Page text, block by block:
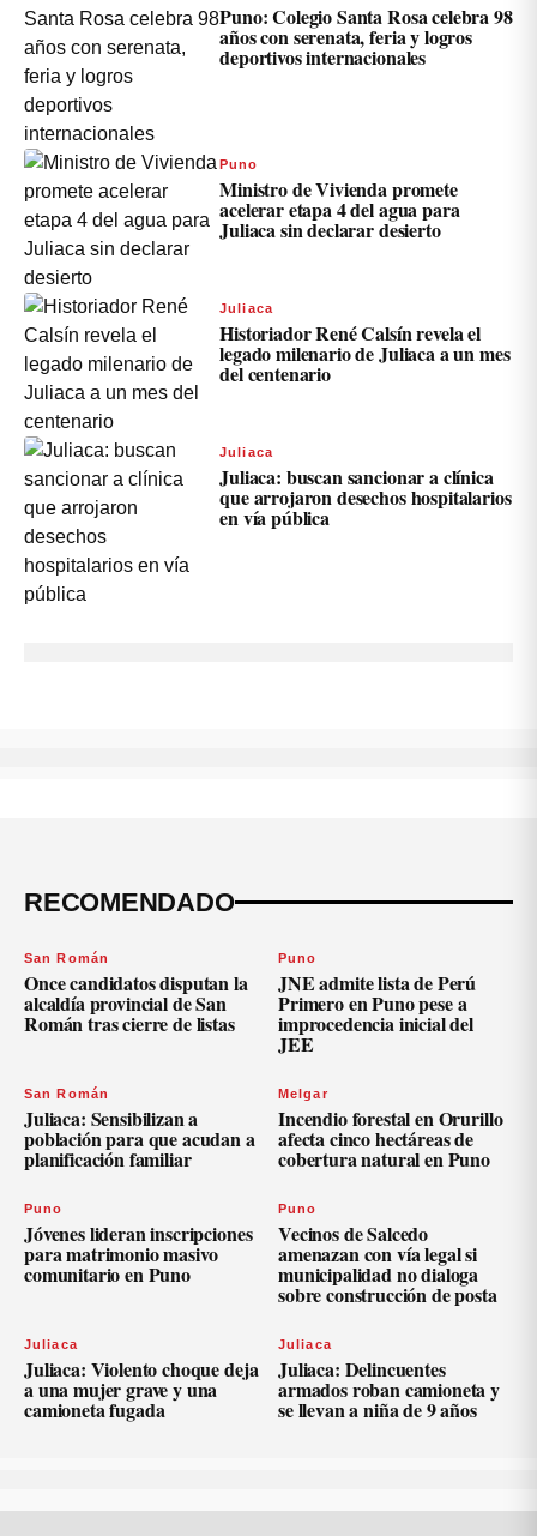
Puno: Colegio Santa Rosa celebra 98
años con serenata, feria y logros
deportivos internacionales
Puno
Ministro de Vivienda promete
acelerar etapa 4 del agua para
Juliaca sin declarar desierto
Juliaca
Historiador René Calsín revela el
legado milenario de Juliaca a un mes
del centenario
Juliaca
Juliaca: buscan sancionar a clínica
que arrojaron desechos hospitalarios
en vía pública
RECOMENDADO
San Román
Once candidatos disputan la
alcaldía provincial de San
Román tras cierre de listas
Puno
JNE admite lista de Perú
Primero en Puno pese a
improcedencia inicial del
JEE
San Román
Juliaca: Sensibilizan a
población para que acudan a
planificación familiar
Melgar
Incendio forestal en Orurillo
afecta cinco hectáreas de
cobertura natural en Puno
Puno
Jóvenes lideran inscripciones
para matrimonio masivo
comunitario en Puno
Puno
Vecinos de Salcedo
amenazan con vía legal si
municipalidad no dialoga
sobre construcción de posta
Juliaca
Juliaca: Violento choque deja
a una mujer grave y una
camioneta fugada
Juliaca
Juliaca: Delincuentes
armados roban camioneta y
se llevan a niña de 9 años